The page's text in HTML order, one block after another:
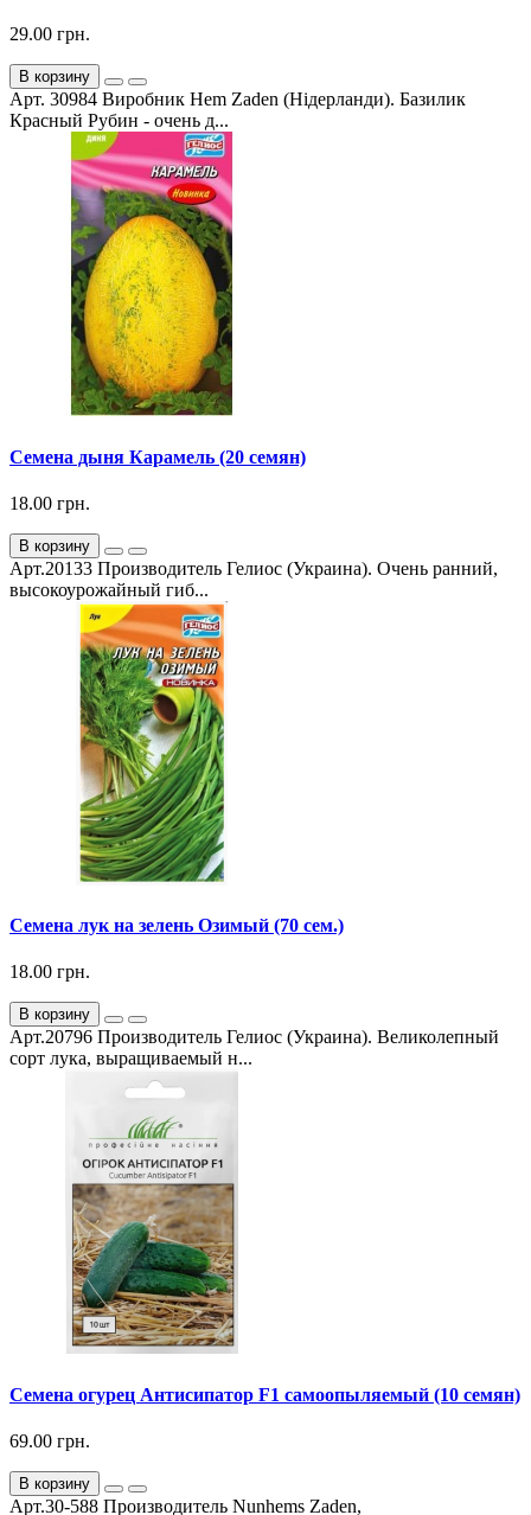
29.00 грн.
В корзину
Арт. 30984 Виробник Hem Zaden (Нідерланди). Базилик
Красный Рубин - очень д...
Семена дыня Карамель (20 семян)
18.00 грн.
В корзину
Арт.20133 Производитель Гелиос (Украина). Очень ранний,
высокоурожайный гиб...
Семена лук на зелень Озимый (70 сем.)
18.00 грн.
В корзину
Арт.20796 Производитель Гелиос (Украина). Великолепный
сорт лука, выращиваемый н...
Семена огурец Антисипатор F1 самоопыляемый (10 семян)
69.00 грн.
В корзину
Арт.30-588 Производитель Nunhems Zaden,